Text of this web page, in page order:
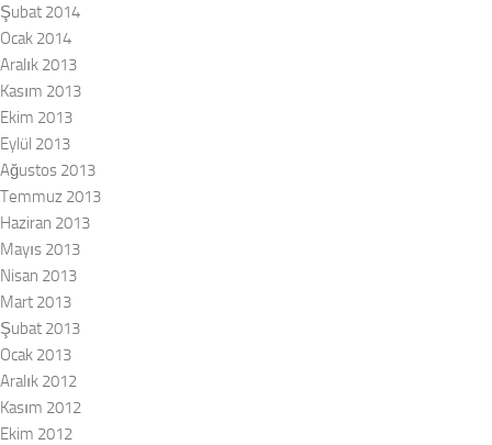
Şubat 2014
Ocak 2014
Aralık 2013
Kasım 2013
Ekim 2013
Eylül 2013
Ağustos 2013
Temmuz 2013
Haziran 2013
Mayıs 2013
Nisan 2013
Mart 2013
Şubat 2013
Ocak 2013
Aralık 2012
Kasım 2012
Ekim 2012